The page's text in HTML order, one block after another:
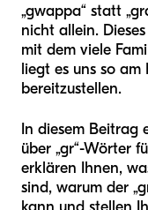
„gwappa“ statt
nicht allein.
mit dem viele
liegt es uns so
bereitzustellen.
In diesem Beitrag
über „gr“-Wörter
erklären Ihnen,
sind, warum der